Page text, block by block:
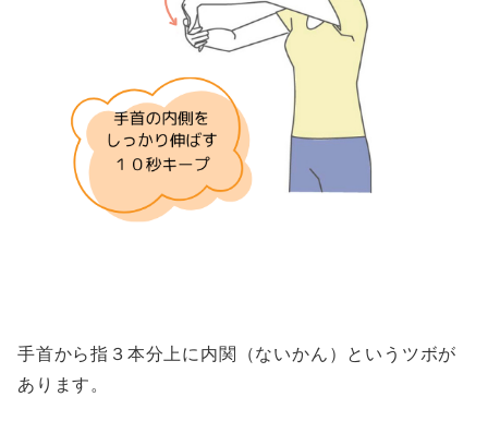
手首から指３本分上に内関（ないかん）というツボが
あります。